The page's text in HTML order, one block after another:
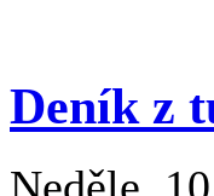
Deník z